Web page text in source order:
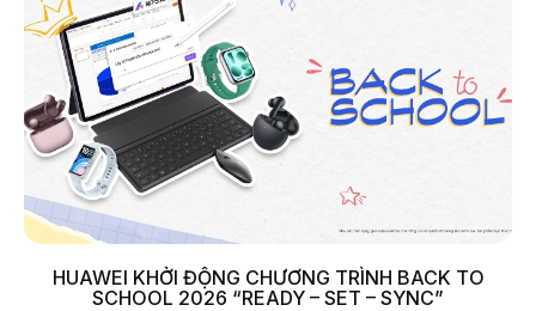
HUAWEI KHỞI ĐỘNG CHƯƠNG TRÌNH BACK TO
SCHOOL 2026 “READY – SET – SYNC”